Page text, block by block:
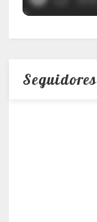
Seguidores